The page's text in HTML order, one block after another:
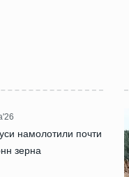
намолотили почти
зерна